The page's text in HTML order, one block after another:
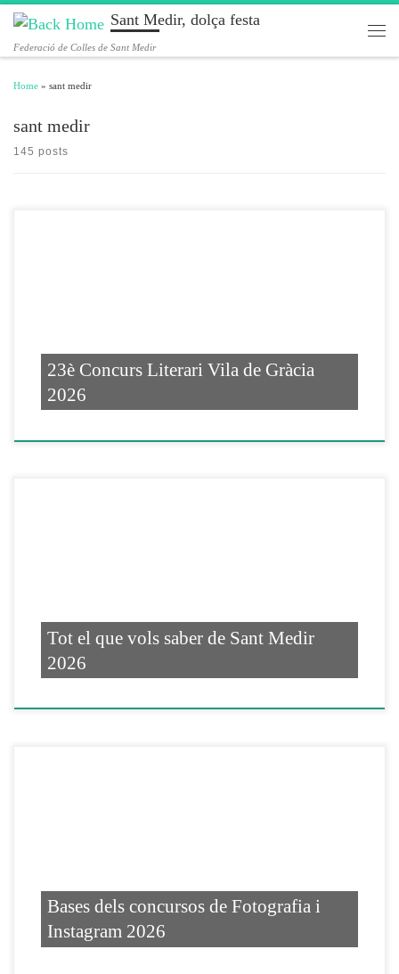
Skip to content Sant Medir, dolça festa
Federació de Colles de Sant Medir
Home » sant medir
sant medir
145 posts
23è Concurs Literari Vila de Gràcia
2026
Tot el que vols saber de Sant Medir
2026
Bases dels concursos de Fotografia i
Instagram 2026